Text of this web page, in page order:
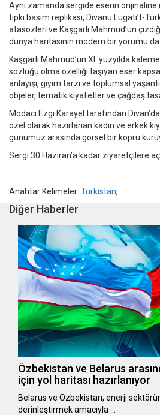
Aynı zamanda sergide eserin orijinaline
tıpkı basım replikası, Divanu Lugati’t-
atasözleri ve Kaşgarlı Mahmud’un
dünya haritasının modern bir yorumu da
Kaşgarlı Mahmud’un XI. yüzyılda
sözlüğü olma özelliği taşıyan eser
anlayışı, giyim tarzı ve toplumsal
objeler, tematik kıyafetler ve çağdaş
Modacı Ezgi Karayel tarafından
özel olarak hazırlanan kadın ve erkek
günümüz arasında görsel bir köprü
Sergi 30 Haziran’a kadar ziyaretçilere
Anahtar Kelimeler: Türkistan,
Diğer Haberler
Özbekistan ve Belarus
için yol haritası hazırlanıyor
Belarus ve Özbekistan, enerji
derinleştirmek amacıyla …